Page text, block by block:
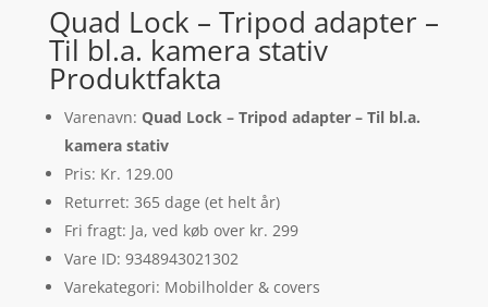
Quad Lock – Tripod adapter –
Til bl.a. kamera stativ
Produktfakta
Varenavn: Quad Lock – Tripod adapter – Til bl.a.
kamera stativ
Pris: Kr. 129.00
Returret: 365 dage (et helt år)
Fri fragt: Ja, ved køb over kr. 299
Vare ID: 9348943021302
Varekategori: Mobilholder & covers